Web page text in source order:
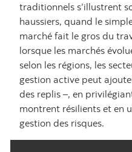
traditionnels s’illustrent
haussiers, quand le
marché fait le gros du
lorsque les marchés
selon les régions, les
gestion active peut
des replis –, en
montrent résilients et en
gestion des risques.